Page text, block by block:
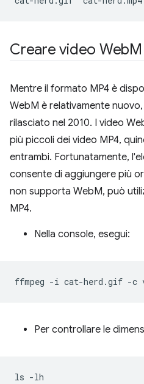
Creare video WebM
Mentre il formato MP4 è
WebM è relativamente
rilasciato nel 2010. I video
più piccoli dei video MP4,
entrambi. Fortunatamente,
consente di aggiungere più
non supporta WebM, può
MP4.
Nella console, esegui:
ffmpeg -i cat-herd.gif -c
Per controllare le
ls